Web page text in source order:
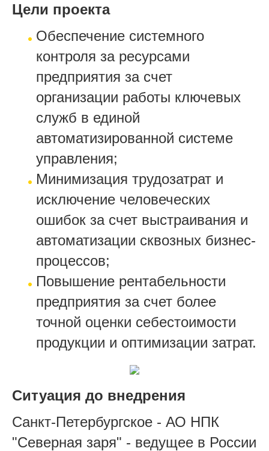
Цели проекта
Обеспечение системного
контроля за ресурсами
предприятия за счет
организации работы ключевых
служб в единой
автоматизированной системе
управления;
Минимизация трудозатрат и
исключение человеческих
ошибок за счет выстраивания и
автоматизации сквозных бизнес-
процессов;
Повышение рентабельности
предприятия за счет более
точной оценки себестоимости
продукции и оптимизации затрат.
Ситуация до внедрения
Санкт-Петербургское - АО НПК
"Северная заря" - ведущее в России